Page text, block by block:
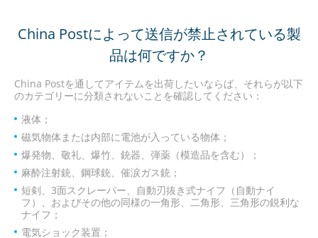
China Postによって送信が禁止されている製
品は何ですか？
China Postを通してアイテムを出荷したいならば、それらが以下
のカテゴリーに分類されないことを確認してください：
液体；
磁気物体または内部に電池が入っている物体；
爆発物、敬礼、爆竹、銃器、弾薬（模造品を含む）；
麻酔注射銃、鋼球銃、催涙ガス銃；
短剣、3面スクレーパー、自動刃抜き式ナイフ（自動ナイ
フ）、およびその他の同様の一角形、二角形、三角形の鋭利な
ナイフ；
電気ショック装置；